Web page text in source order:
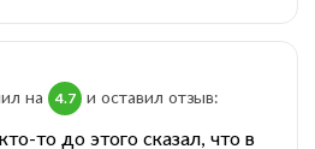
на 4.7 и оставил отзыв:
то до этого сказал, что в